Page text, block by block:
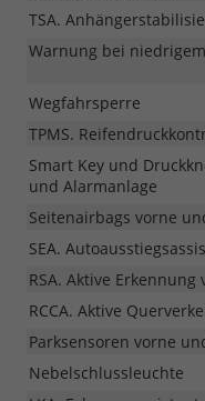
TSA.
Warnung bei
Wegfahrsperre
TPMS.
Smart Key und
und Alarmanlage
Seitenairbags vorne
SEA.
RSA. Aktive Erkennung
RCCA. Aktive
Parksensoren vorne
Nebelschlussleuchte